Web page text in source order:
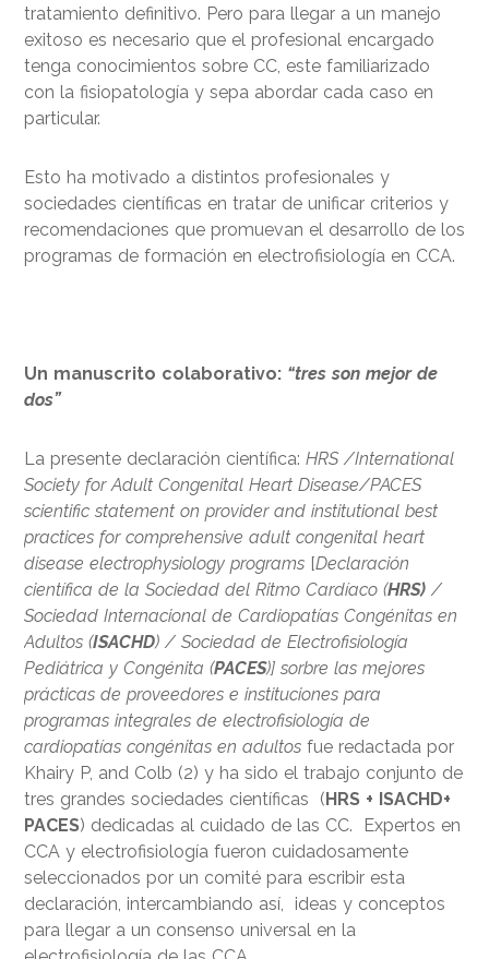
tratamiento definitivo. Pero para llegar a un manejo
exitoso es necesario que el profesional encargado
tenga conocimientos sobre CC, este familiarizado
con la fisiopatología y sepa abordar cada caso en
particular.
Esto ha motivado a distintos profesionales y
sociedades científicas en tratar de unificar criterios y
recomendaciones que promuevan el desarrollo de los
programas de formación en electrofisiología en CCA.
Un manuscrito colaborativo: “tres son mejor de
dos”
La presente declaración científica: HRS /International
Society for Adult Congenital Heart Disease/PACES
scientific statement on provider and institutional best
practices for comprehensive adult congenital heart
disease electrophysiology programs [Declaración
científica de la Sociedad del Ritmo Cardíaco (HRS) /
Sociedad Internacional de Cardiopatías Congénitas en
Adultos (ISACHD) / Sociedad de Electrofisiología
Pediátrica y Congénita (PACES)] sorbre las mejores
prácticas de proveedores e instituciones para
programas integrales de electrofisiología de
cardiopatías congénitas en adultos fue redactada por
Khairy P, and Colb (2) y ha sido el trabajo conjunto de
tres grandes sociedades científicas ( HRS + ISACHD+
PACES) dedicadas al cuidado de las CC. Expertos en
CCA y electrofisiología fueron cuidadosamente
seleccionados por un comité para escribir esta
declaración, intercambiando así, ideas y conceptos
para llegar a un consenso universal en la